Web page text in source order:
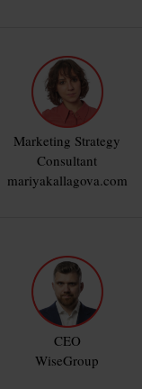
Marketing Strategy
Consultant
mariyakallagova.com
CEO
WiseGroup